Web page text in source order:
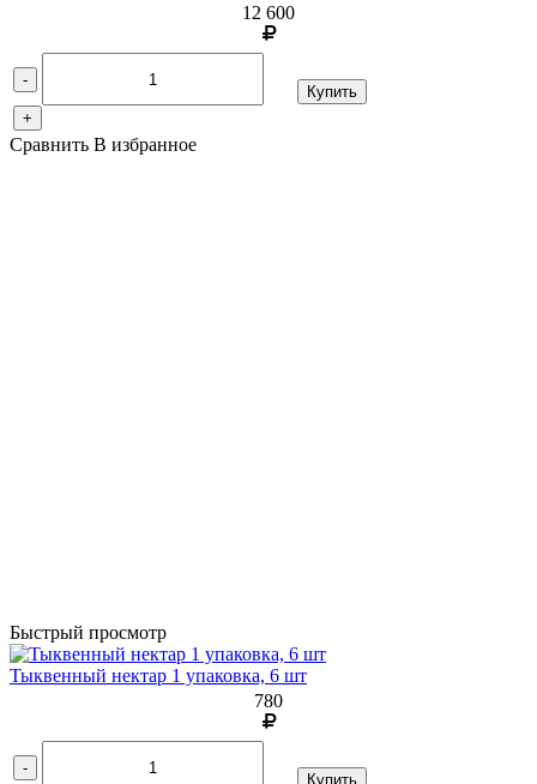
12 600
-
+
Купить
Сравнить В избранное
Быстрый просмотр
Тыквенный нектар 1 упаковка, 6 шт
780
-
Купить